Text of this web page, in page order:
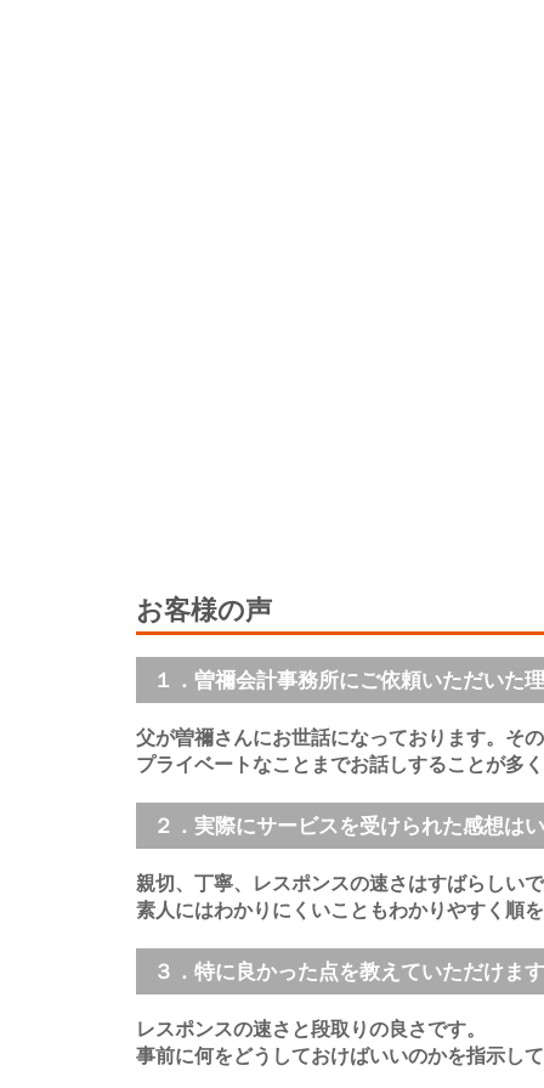
お客様の声
１．曽禰会計事務所にご依頼いただいた
父が曽禰さんにお世話になっております。そ
プライベートなことまでお話しすることが多
２．実際にサービスを受けられた感想は
親切、丁寧、レスポンスの速さはすばらしい
素人にはわかりにくいこともわかりやすく順
３．特に良かった点を教えていただけま
レスポンスの速さと段取りの良さです。
事前に何をどうしておけばいいのかを指示し